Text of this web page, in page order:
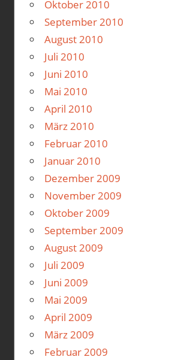
Oktober 2010
September 2010
August 2010
Juli 2010
Juni 2010
Mai 2010
April 2010
März 2010
Februar 2010
Januar 2010
Dezember 2009
November 2009
Oktober 2009
September 2009
August 2009
Juli 2009
Juni 2009
Mai 2009
April 2009
März 2009
Februar 2009